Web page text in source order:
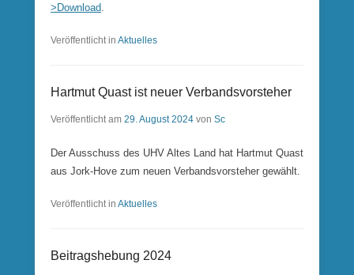
>Download.
Veröffentlicht in Aktuelles
Hartmut Quast ist neuer Verbandsvorsteher
Veröffentlicht am 29. August 2024 von Sc
Der Ausschuss des UHV Altes Land hat Hartmut Quast
aus Jork-Hove zum neuen Verbandsvorsteher gewählt.
Veröffentlicht in Aktuelles
Beitragshebung 2024